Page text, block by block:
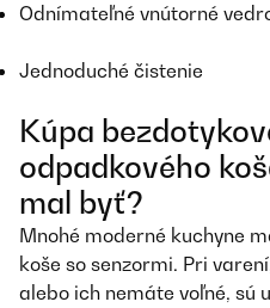
Odnímateľné vnútorné
Jednoduché čistenie
Kúpa
odpadkového
mal byť?
Mnohé moderné kuchyne
koše so senzormi. Pri
alebo ich nemáte voľné, sú